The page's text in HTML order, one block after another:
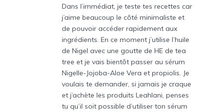
Dans l’immédiat, je teste tes recettes car
j’aime beaucoup le côté minimaliste et
de pouvoir accéder rapidement aux
ingrédients. En ce moment j’utilise l’huile
de Nigel avec une goutte de HE de tea
tree et je vais bientôt passer au sérum
Nigelle-Jojoba-Aloe Vera et propiolis. Je
voulais te demander, si jamais je craque
et j’achète les produits Leahlani, penses
tu qu’il soit possible d’utiliser ton sérum